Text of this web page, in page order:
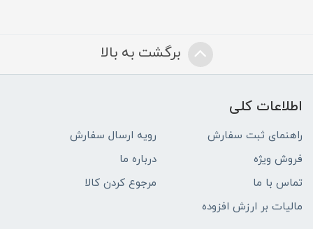
برگشت به بالا
اطلاعات کلی
راهنمای ثبت سفارش
رویه ارسال سفارش
فروش ویژه
درباره ما
تماس با ما
مرجوع کردن کالا
مالیات بر ارزش افزوده